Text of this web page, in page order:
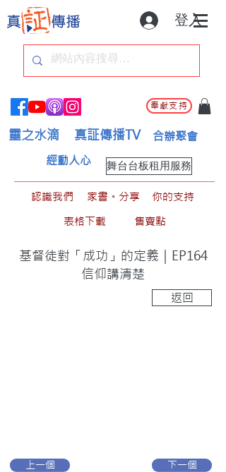
登入
奉獻支持
靈之水滴 真証傳播TV 合辦聚會
舞台台板租用服務
經動人心
認識我們 家書。分享
你的支持
表格下載
售賣點
基督徒對「成功」的定義｜EP164
信仰講清楚
返回
上一個 下一個